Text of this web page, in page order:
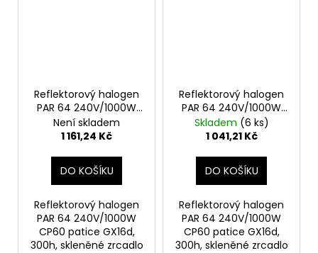
Reflektorový halogen
PAR 64 240V/1000W
CP62 patice GX16d
Není skladem
1 161,24 Kč
DO KOŠÍKU
Reflektorový halogen
PAR 64 240V/1000W
CP60 patice GX16d,
300h, skleněné zrcadlo
Reflektorový halogen
PAR 64 240V/1000W
CP61 patice GX16d
Skladem (6 ks)
1 041,21 Kč
DO KOŠÍKU
Reflektorový halogen
PAR 64 240V/1000W
CP60 patice GX16d,
300h, skleněné zrcadlo